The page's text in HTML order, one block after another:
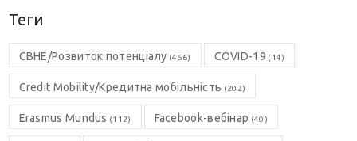
Теги
CBHE/Розвиток потенціалу (456) COVID-19 (14)
Credit Mobility/Кредитна мобільність (202)
Erasmus Mundus (112) Facebook-вебінар (40)